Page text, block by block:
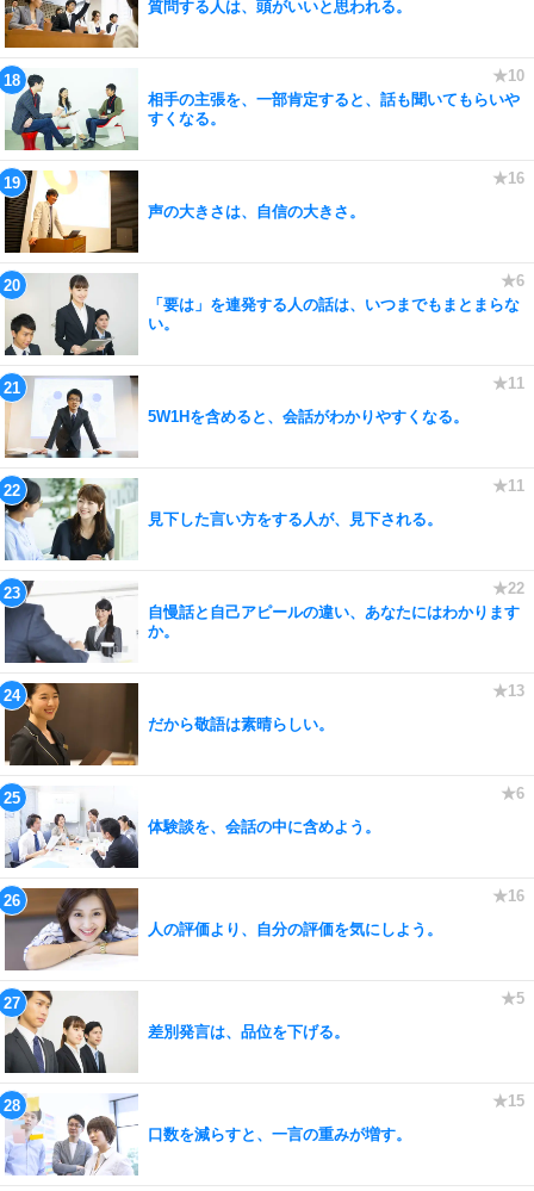
質問する人は、頭がいいと思われる。
相手の主張を、一部肯定すると、話も聞いてもらいや
すくなる。
声の大きさは、自信の大きさ。
「要は」を連発する人の話は、いつまでもまとまらな
い。
5W1Hを含めると、会話がわかりやすくなる。
見下した言い方をする人が、見下される。
自慢話と自己アピールの違い、あなたにはわかります
か。
だから敬語は素晴らしい。
体験談を、会話の中に含めよう。
人の評価より、自分の評価を気にしよう。
差別発言は、品位を下げる。
口数を減らすと、一言の重みが増す。